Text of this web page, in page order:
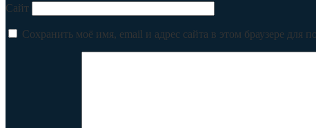
Сайт
Сохранить моё имя, email и адрес сайта в этом браузере для